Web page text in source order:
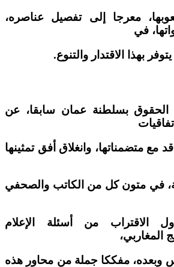
معرجا إلى تفصيل عناصره،
في
بهذا الاقتدار والتنوع.
الحقوق بسلطنة عمان سابقا، عن
مع متضمناتها، وانغلاق أفق تمثينها
في متون كل من الكاتب والصحفي
الاقتراب من أسئلة الإعلام
المغاربي،
وبعده، مفككا جملة من محاور هذه